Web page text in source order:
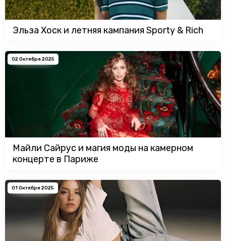
Эльза Хоск и летняя кампания Sporty & Rich
02 Октября 2025
Майли Сайрус и магия моды на камерном
концерте в Париже
01 Октября 2025